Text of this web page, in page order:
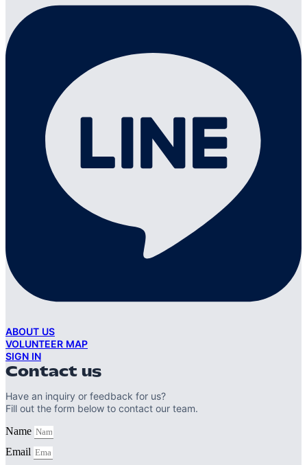
ABOUT US
VOLUNTEER MAP
SIGN IN
Contact us
Have an inquiry or feedback for us?
Fill out the form below to contact our team.
Name
Email